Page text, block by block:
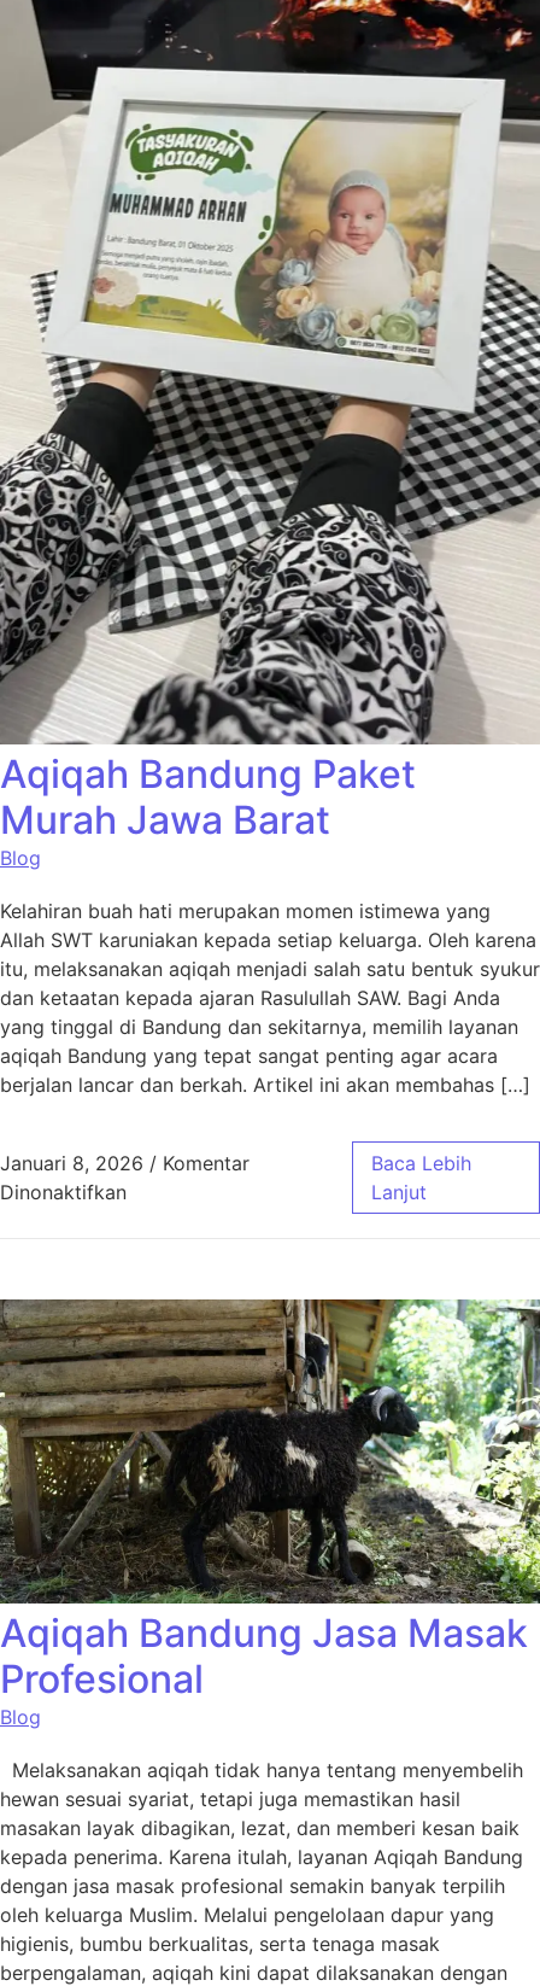
Aqiqah Bandung Paket
Murah Jawa Barat
Blog
Kelahiran buah hati merupakan momen istimewa yang
Allah SWT karuniakan kepada setiap keluarga. Oleh karena
itu, melaksanakan aqiqah menjadi salah satu bentuk syukur
dan ketaatan kepada ajaran Rasulullah SAW. Bagi Anda
yang tinggal di Bandung dan sekitarnya, memilih layanan
aqiqah Bandung yang tepat sangat penting agar acara
berjalan lancar dan berkah. Artikel ini akan membahas […]
Januari 8, 2026 / Komentar
Dinonaktifkanpada Aqiqah Bandung Paket Murah Jawa
Baca Lebih
Lanjut
Aqiqah Bandung Jasa Masak
Profesional
Blog
Melaksanakan aqiqah tidak hanya tentang menyembelih
hewan sesuai syariat, tetapi juga memastikan hasil
masakan layak dibagikan, lezat, dan memberi kesan baik
kepada penerima. Karena itulah, layanan Aqiqah Bandung
dengan jasa masak profesional semakin banyak terpilih
oleh keluarga Muslim. Melalui pengelolaan dapur yang
higienis, bumbu berkualitas, serta tenaga masak
berpengalaman, aqiqah kini dapat dilaksanakan dengan